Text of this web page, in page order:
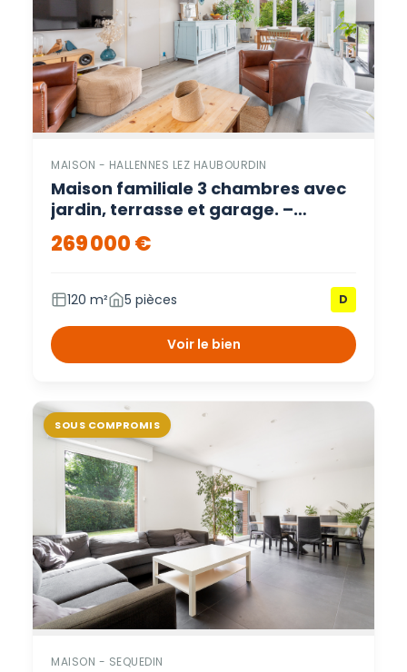
MAISON - HALLENNES LEZ HAUBOURDIN
Maison familiale 3 chambres avec
jardin, terrasse et garage. –
Hallennes lez haubourdin
269 000 €
120 m² 5 pièces D
Voir le bien
SOUS COMPROMIS
MAISON - SEQUEDIN